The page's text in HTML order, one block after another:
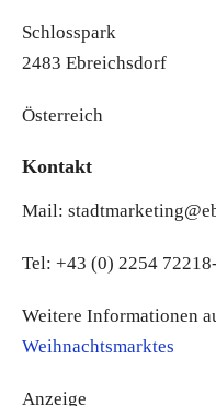
Schlosspark
2483 Ebreichsdorf
Österreich
Kontakt
Mail:
Tel: +43 (0) 2254
Weitere Informationen
Weihnachtsmarktes
Anzeige